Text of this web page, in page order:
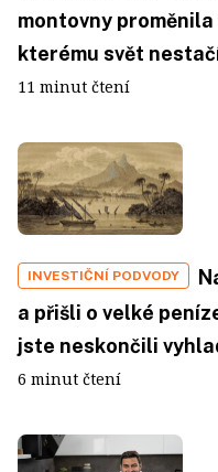
montovny
kterému svět
11 minut čtení
INVESTIČNÍ PODVODY
a přišli o velké
jste neskončili
6 minut čtení